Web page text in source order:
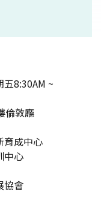
8:30AM ~
倫敦廳
育成中心
心
協會